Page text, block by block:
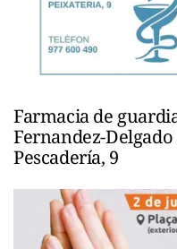
Farmacia de
Fernandez-
Pescadería, 9